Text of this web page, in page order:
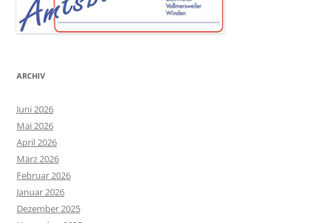
ARCHIV
Juni 2026
Mai 2026
April 2026
März 2026
Februar 2026
Januar 2026
Dezember 2025